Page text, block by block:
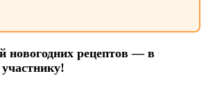
новогодних рецептов — в